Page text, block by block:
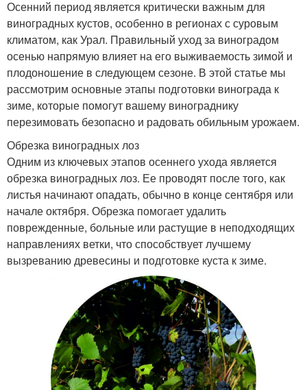
Осенний период является критически важным для
виноградных кустов, особенно в регионах с суровым
климатом, как Урал. Правильный уход за виноградом
осенью напрямую влияет на его выживаемость зимой и
плодоношение в следующем сезоне. В этой статье мы
рассмотрим основные этапы подготовки винограда к
зиме, которые помогут вашему винограднику
перезимовать безопасно и радовать обильным урожаем.
Обрезка виноградных лоз
Одним из ключевых этапов осеннего ухода является
обрезка виноградных лоз. Ее проводят после того, как
листья начинают опадать, обычно в конце сентября или
начале октября. Обрезка помогает удалить
поврежденные, больные или растущие в неподходящих
направлениях ветки, что способствует лучшему
вызреванию древесины и подготовке куста к зиме.